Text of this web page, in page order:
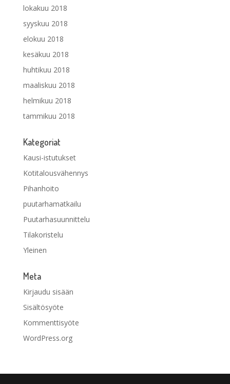
lokakuu 2018
syyskuu 2018
elokuu 2018
kesäkuu 2018
huhtikuu 2018
maaliskuu 2018
helmikuu 2018
tammikuu 2018
Kategoriat
Kausi-istutukset
Kotitalousvähennys
Pihanhoito
puutarhamatkailu
Puutarhasuunnittelu
Tilakoristelu
Yleinen
Meta
Kirjaudu sisään
Sisältösyöte
Kommenttisyöte
WordPress.org